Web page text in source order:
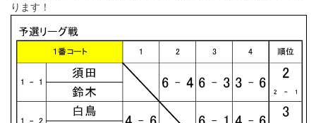
ります！